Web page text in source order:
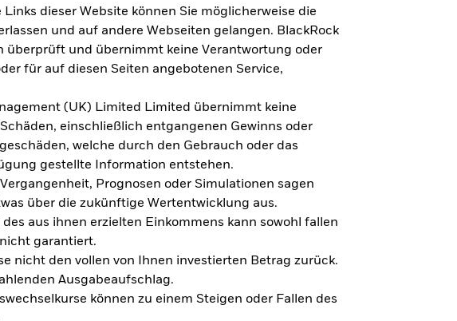
dieser Website können Sie möglicherweise die
und auf andere Webseiten gelangen. BlackRock
überprüft und übernimmt keine Verantwortung oder
für auf diesen Seiten angebotenen Service,
(UK) Limited Limited übernimmt keine
einschließlich entgangenen Gewinns oder
welche durch den Gebrauch oder das
gestellte Information entstehen.
Prognosen oder Simulationen sagen
über die zukünftige Wertentwicklung aus.
aus ihnen erzielten Einkommens kann sowohl fallen
garantiert.
nicht den vollen von Ihnen investierten Betrag zurück.
Ausgabeaufschlag.
können zu einem Steigen oder Fallen des